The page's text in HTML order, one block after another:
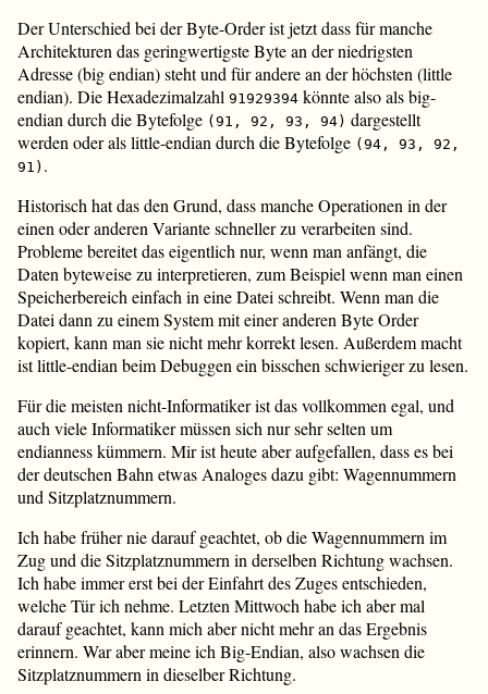
Der Unterschied bei der Byte-Order ist jetzt dass für manche
Architekturen das geringwertigste Byte an der niedrigsten
Adresse (big endian) steht und für andere an der höchsten (little
endian). Die Hexadezimalzahl 91929394 könnte also als big-
endian durch die Bytefolge (91, 92, 93, 94) dargestellt
werden oder als little-endian durch die Bytefolge (94, 93, 92,
91) .
Historisch hat das den Grund, dass manche Operationen in der
einen oder anderen Variante schneller zu verarbeiten sind.
Probleme bereitet das eigentlich nur, wenn man anfängt, die
Daten byteweise zu interpretieren, zum Beispiel wenn man einen
Speicherbereich einfach in eine Datei schreibt. Wenn man die
Datei dann zu einem System mit einer anderen Byte Order
kopiert, kann man sie nicht mehr korrekt lesen. Außerdem macht
ist little-endian beim Debuggen ein bisschen schwieriger zu lesen.
Für die meisten nicht-Informatiker ist das vollkommen egal, und
auch viele Informatiker müssen sich nur sehr selten um
endianness kümmern. Mir ist heute aber aufgefallen, dass es bei
der deutschen Bahn etwas Analoges dazu gibt: Wagennummern
und Sitzplatznummern.
Ich habe früher nie darauf geachtet, ob die Wagennummern im
Zug und die Sitzplatznummern in derselben Richtung wachsen.
Ich habe immer erst bei der Einfahrt des Zuges entschieden,
welche Tür ich nehme. Letzten Mittwoch habe ich aber mal
darauf geachtet, kann mich aber nicht mehr an das Ergebnis
erinnern. War aber meine ich Big-Endian, also wachsen die
Sitzplatznummern in dieselber Richtung.